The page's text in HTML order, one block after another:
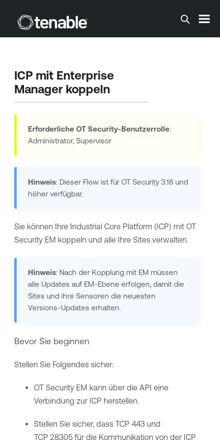
Zum Hauptinhalt springen
ICP mit Enterprise
Manager koppeln
Erforderliche OT Security-Benutzerrolle:
Administrator, Supervisor
Hinweis: Dieser Flow ist für OT Security3.18 und
höher verfügbar.
Sie können Ihre Industrial Core Platform (ICP) mit OT
Security EM koppeln und alle Ihre Sites verwalten.
Hinweis: Nach der Kopplung mit EM müssen
alle Updates auf EM-Ebene erfolgen, damit die
Sites und ihre Sensoren die neuesten
Versions-Updates erhalten.
Bevor Sie beginnen
Stellen Sie Folgendes sicher:
OT Security EM kann über die API eine
Verbindung zur ICP herstellen.
Stellen Sie sicher, dass TCP 443 und
TCP 28305 für die Kommunikation von der ICP